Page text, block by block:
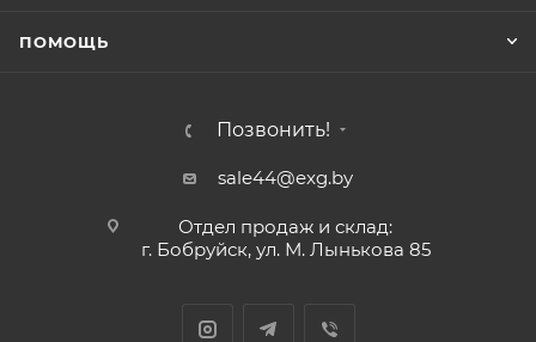
ПОМОЩЬ
Позвонить!
sale44@exg.by
Отдел продаж и склад:
г. Бобруйск, ул. М. Лынькова 85